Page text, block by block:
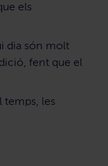
els
dia són molt
fent que el
temps, les